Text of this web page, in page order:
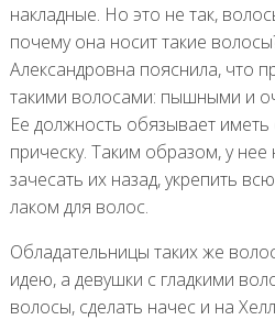
накладные. Но это не так,
почему она носит такие
Александровна пояснила, что
такими волосами: пышными и
Ее должность обязывает
прическу. Таким образом, у
зачесать их назад, укрепить
лаком для волос.
Обладательницы таких же
идею, а девушки с гладкими
волосы, сделать начес и на